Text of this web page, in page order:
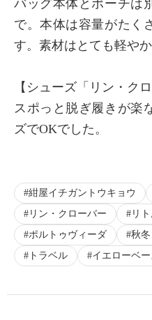
バッグ本体とポーチは
で。本体は容量がたく
す。素材はとても軽やか
【シューズ「リン・ク
スポっと脱ぎ履きが楽
ズでOKでした。
紺屋イチガントウキョウ
リン・クローバー
リ
ポルトゥヴィーダ
秋
トラベル
イエローベ